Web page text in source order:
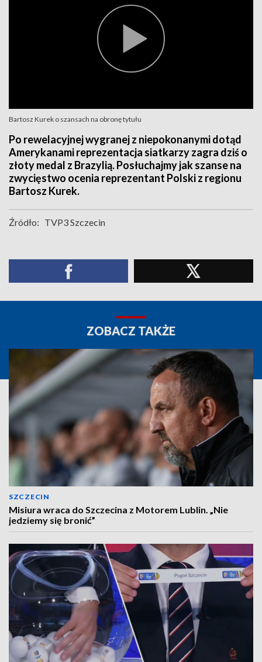
Bartosz Kurek o szansach na obronę tytułu
Po rewelacyjnej wygranej z niepokonanymi dotąd
Amerykanami reprezentacja siatkarzy zagra dziś o
złoty medal z Brazylią. Posłuchajmy jak szanse na
zwycięstwo ocenia reprezentant Polski z regionu
Bartosz Kurek.
Źródło: TVP3 Szczecin
ZOBACZ TAKŻE
SZCZECIN
Misiura wraca do Szczecina z Motorem Lublin. „Nie
jedziemy się bronić”